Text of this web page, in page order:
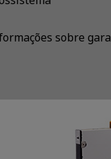
sobre